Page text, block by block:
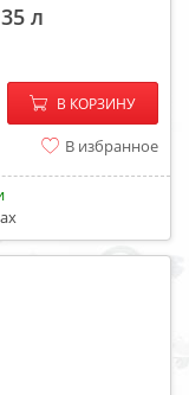
л
− +
В КОРЗИНУ
В избранное